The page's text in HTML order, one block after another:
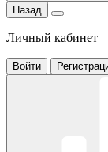
Назад
Личный кабинет
Войти